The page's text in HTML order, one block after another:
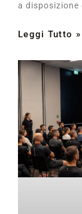
a
Leggi Tutto »